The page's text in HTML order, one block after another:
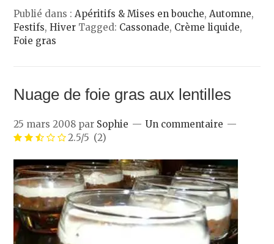
Publié dans :Apéritifs & Mises en bouche,Automne,
Festifs,Hiver Tagged: Cassonade, Crème liquide,
Foie gras
Nuage de foie gras aux lentilles
25 mars 2008 par Sophie
Un commentaire
2.5/5 (2)